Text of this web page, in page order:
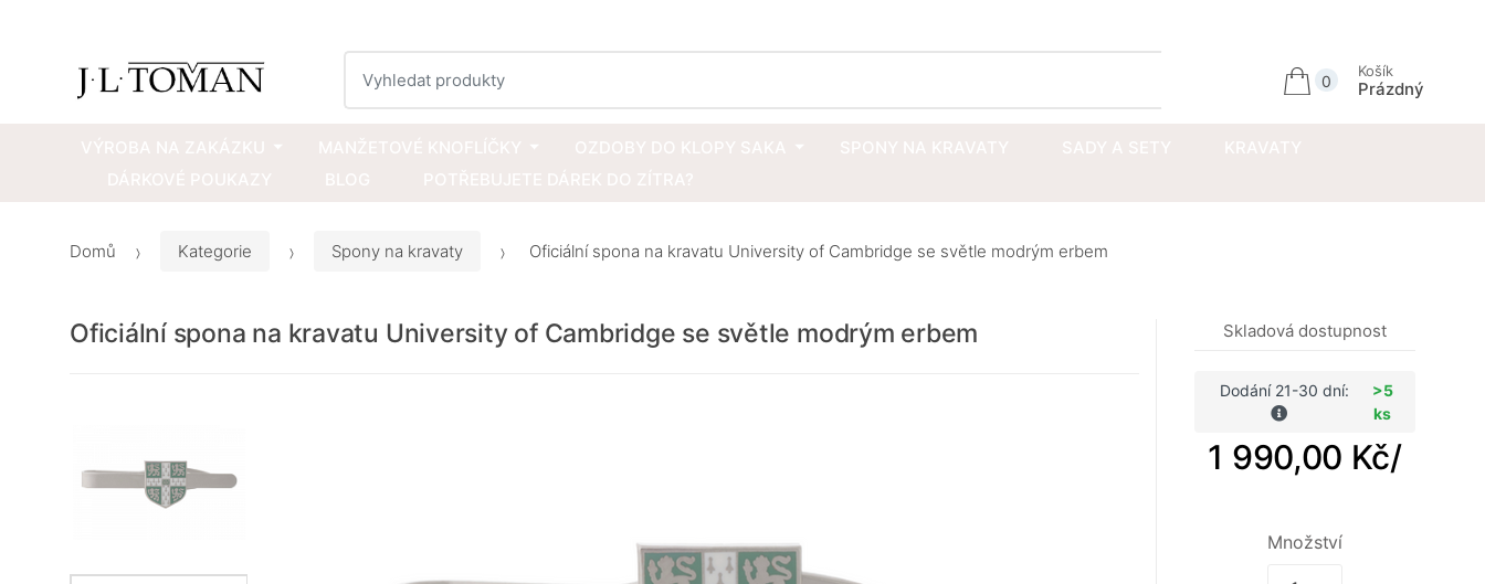
0
Košík
Prázdný
Domů Kategorie Spony na kravaty Oficiální spona na kravatu University of Cambridge se světle modrým erbem
Oficiální spona na kravatu University of Cambridge se světle modrým erbem Skladová dostupnost
Dodání 21-30 dní:
>5
ks
1 990,00 Kč/
Množství